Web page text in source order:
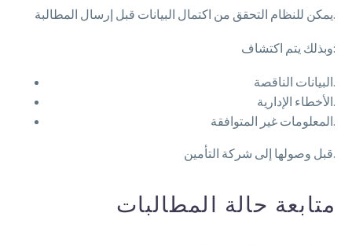
يمكن للنظام التحقق من اكتمال البيانات قبل إرسال المطالبة.
وبذلك يتم اكتشاف:
البيانات الناقصة.
الأخطاء الإدارية.
المعلومات غير المتوافقة.
قبل وصولها إلى شركة التأمين.
متابعة حالة المطالبات